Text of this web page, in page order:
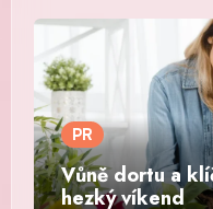
PR
Vůně dortu a
hezký víkend